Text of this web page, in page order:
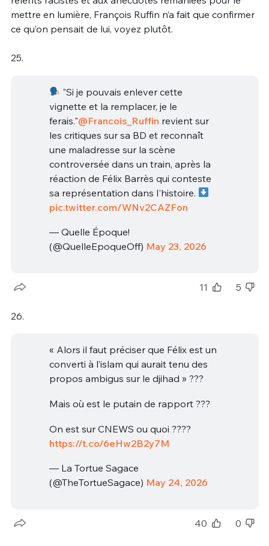
mettre en lumière, François Ruffin n’a fait que confirmer
ce qu’on pensait de lui, voyez plutôt.
25.
"Si je pouvais enlever cette
vignette et la remplacer, je le
ferais."@Francois_Ruffin revient sur
les critiques sur sa BD et reconnaît
une maladresse sur la scène
controversée dans un train, après la
réaction de Félix Barrès qui conteste
sa représentation dans l'histoire.
pic.twitter.com/WNv2CAZFon
— Quelle Époque!
(@QuelleEpoqueOff) May 23, 2026
11 5
26.
« Alors il faut préciser que Félix est un
converti à l’islam qui aurait tenu des
propos ambigus sur le djihad » ???
Mais où est le putain de rapport ???
On est sur CNEWS ou quoi ????
https://t.co/6eHw2B2y7M
— La Tortue Sagace
(@TheTortueSagace) May 24, 2026
40 0